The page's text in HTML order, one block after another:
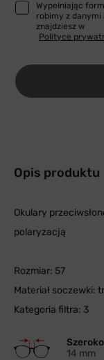
Wypełniając
robimy z danymi
znajdziesz w
Polityce
Opis produktu
Okulary
polaryzacją
Rozmiar: 57
Materiał soczewki:
Kategoria filtra: 3
14 mm